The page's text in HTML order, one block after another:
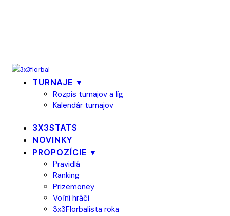
TURNAJE ▼
Rozpis turnajov a líg
Kalendár turnajov
3X3STATS
NOVINKY
PROPOZÍCIE ▼
Pravidlá
Ranking
Prizemoney
Voľní hráči
3x3Florbalista roka